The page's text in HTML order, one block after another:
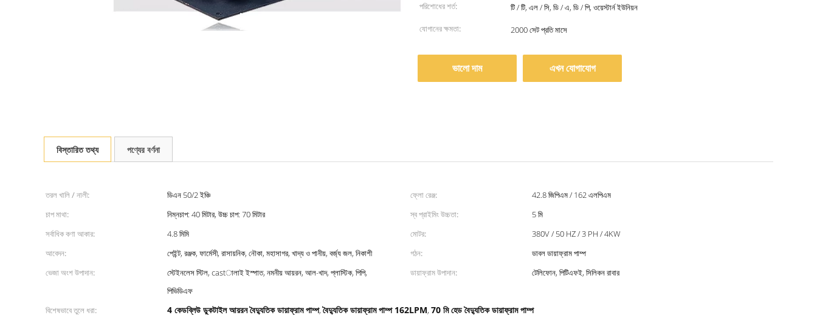
পরিশোধের শর্ত:
টি / টি, এল / সি, ডি / এ, ডি / পি, ওয়েস্টার্ন ইউনিয়ন
যোগানের ক্ষমতা:
2000 সেট প্রতি মাসে
ভালো দাম এখন যোগাযোগ
বিস্তারিত তথ্য পণ্যের বর্ণনা
তরল খালি / নালী: ডিএন 50/2 ইঞ্চি ফ্লো রেঞ্জ:
42.8 জিপিএম / 162 এলপিএম
চাপ মাথা:
নিম্নচাপ: 40 মিটার, উচ্চ চাপ: 70 মিটার স্ব প্রাইমিং উচ্চতা:
5 মি
সর্বাধিক কণা আকার:
4.8 মিমি মোটর:
380V / 50 HZ / 3 PH / 4KW
আবেদন:
পেইন্ট, রঞ্জক, ফার্মেসী, রাসায়নিক, নৌকা, মহাসাগর, খাদ্য ও পানীয়, বর্জ্য জল, নিকাশী গঠন:
ডাবল ডায়াফ্রাম পাম্প
ভেজা অংশ উপাদান:
স্টেইনলেস স্টিল, castালাই ইস্পাত, নমনীয় আয়রন, আল-খাদ, প্লাস্টিক, পিপি,
পিভিডিএফ
ডায়াফ্রাম উপাদান: টেলিফোন, পিটিএফই, সিলিকন রাবার
বিশেষভাবে তুলে ধরা: 4 কেডব্লিউ ডুকটাইল আয়রন বৈদ্যুতিক ডায়াফ্রাম পাম্প,বৈদ্যুতিক ডায়াফ্রাম পাম্প 162LPM, 70 মি হেড বৈদ্যুতিক ডায়াফ্রাম পাম্প